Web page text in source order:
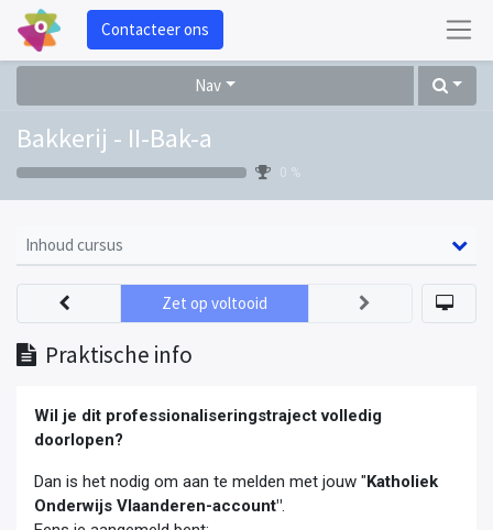
Contacteer ons
Nav
Bakkerij - II-Bak-a
0 %
Inhoud cursus
Praktische info
Zet op voltooid
Wil je dit professionaliseringstraject volledig
doorlopen?
Dan is het nodig om aan te melden met jouw "Katholiek
Onderwijs Vlaanderen-account"